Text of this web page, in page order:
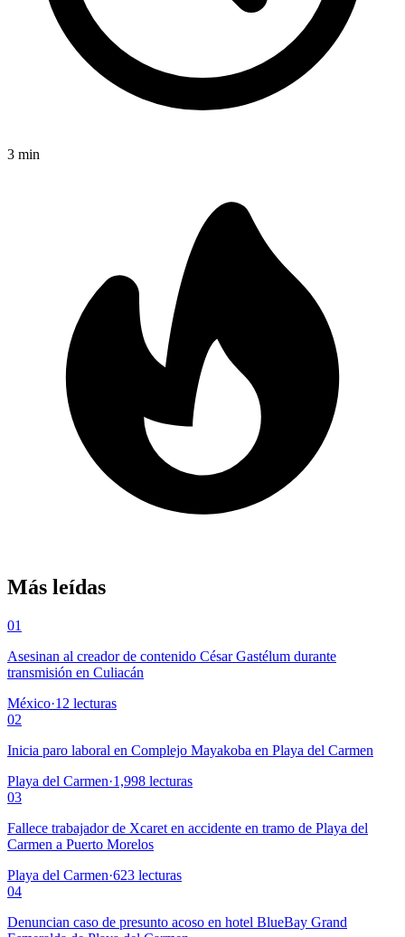
3 min
Más leídas
01
Asesinan al creador de contenido César Gastélum durante
transmisión en Culiacán
México·12 lecturas
02
Inicia paro laboral en Complejo Mayakoba en Playa del Carmen
Playa del Carmen·1,998 lecturas
03
Fallece trabajador de Xcaret en accidente en tramo de Playa del
Carmen a Puerto Morelos
Playa del Carmen·623 lecturas
04
Denuncian caso de presunto acoso en hotel BlueBay Grand